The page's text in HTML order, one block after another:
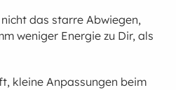
das starre Abwiegen,
weniger Energie zu Dir, als
kleine Anpassungen beim